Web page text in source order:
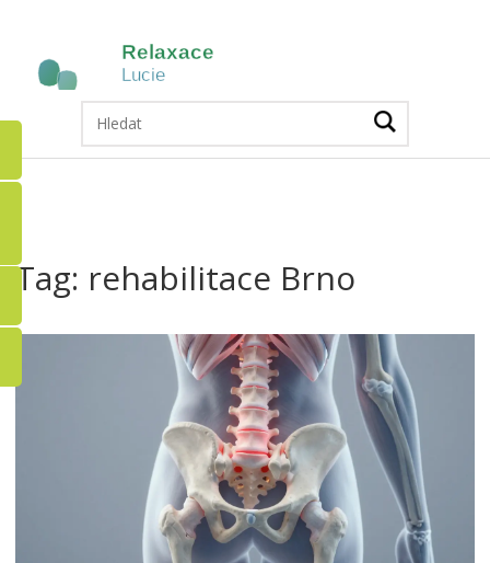
Tag: rehabilitace Brno